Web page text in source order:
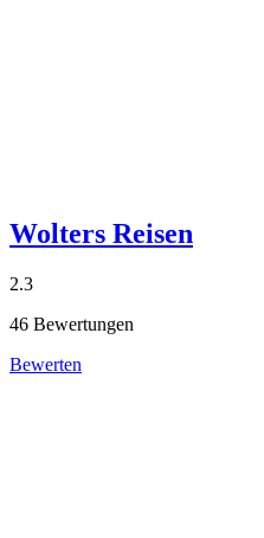
Wolters Reisen
2.3
46 Bewertungen
Bewerten